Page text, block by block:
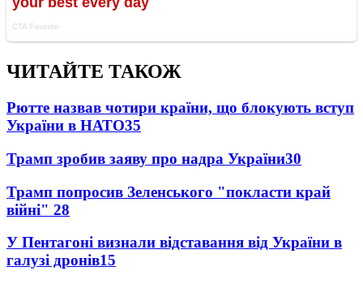
ЧИТАЙТЕ ТАКОЖ
Рютте назвав чотири країни, що блокують вступ
України в НАТО35
Трамп зробив заяву про надра України30
Трамп попросив Зеленського "покласти край
війні" 28
У Пентагоні визнали відставання від України в
галузі дронів15